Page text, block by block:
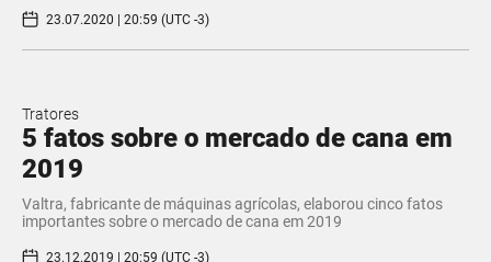
23.07.2020 | 20:59 (UTC -3)
Tratores
5 fatos sobre o mercado de cana em
2019
Valtra, fabricante de máquinas agrícolas, elaborou cinco fatos
importantes sobre o mercado de cana em 2019
23.12.2019 | 20:59 (UTC -3)